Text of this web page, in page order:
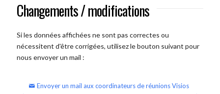
Changements / modifications
Si les données affichées ne sont pas correctes ou
nécessitent d'être corrigées, utilisez le bouton suivant pour
nous envoyer un mail :
Envoyer un mail aux coordinateurs de réunions Visios